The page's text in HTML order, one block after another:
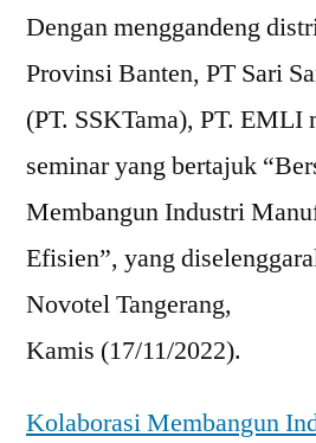
Dengan menggandeng
Provinsi Banten, PT Sari
(PT. SSKTama), PT. EMLI
seminar yang bertajuk
Membangun Industri
Efisien”, yang
Novotel Tangerang,
Kamis (17/11/2022).
Kolaborasi Membangun